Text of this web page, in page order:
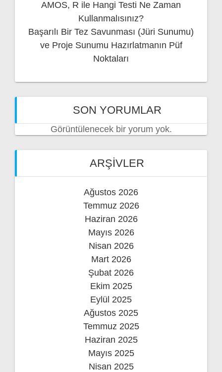
AMOS, R ile Hangi Testi Ne Zaman
Kullanmalısınız?
Başarılı Bir Tez Savunması (Jüri Sunumu)
ve Proje Sunumu Hazırlatmanın Püf
Noktaları
SON YORUMLAR
Görüntülenecek bir yorum yok.
ARŞIVLER
Ağustos 2026
Temmuz 2026
Haziran 2026
Mayıs 2026
Nisan 2026
Mart 2026
Şubat 2026
Ekim 2025
Eylül 2025
Ağustos 2025
Temmuz 2025
Haziran 2025
Mayıs 2025
Nisan 2025